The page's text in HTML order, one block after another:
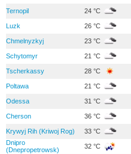
Ternopil 24 °C
Luzk 26 °C
Chmelnyzkyj 23 °C
Schytomyr 21 °C
Tscherkassy 28 °C
Poltawa 21 °C
Odessa 31 °C
Cherson 36 °C
Krywyj Rih (Kriwoj Rog) 33 °C
Dnipro
(Dnepropetrowsk)
32 °C